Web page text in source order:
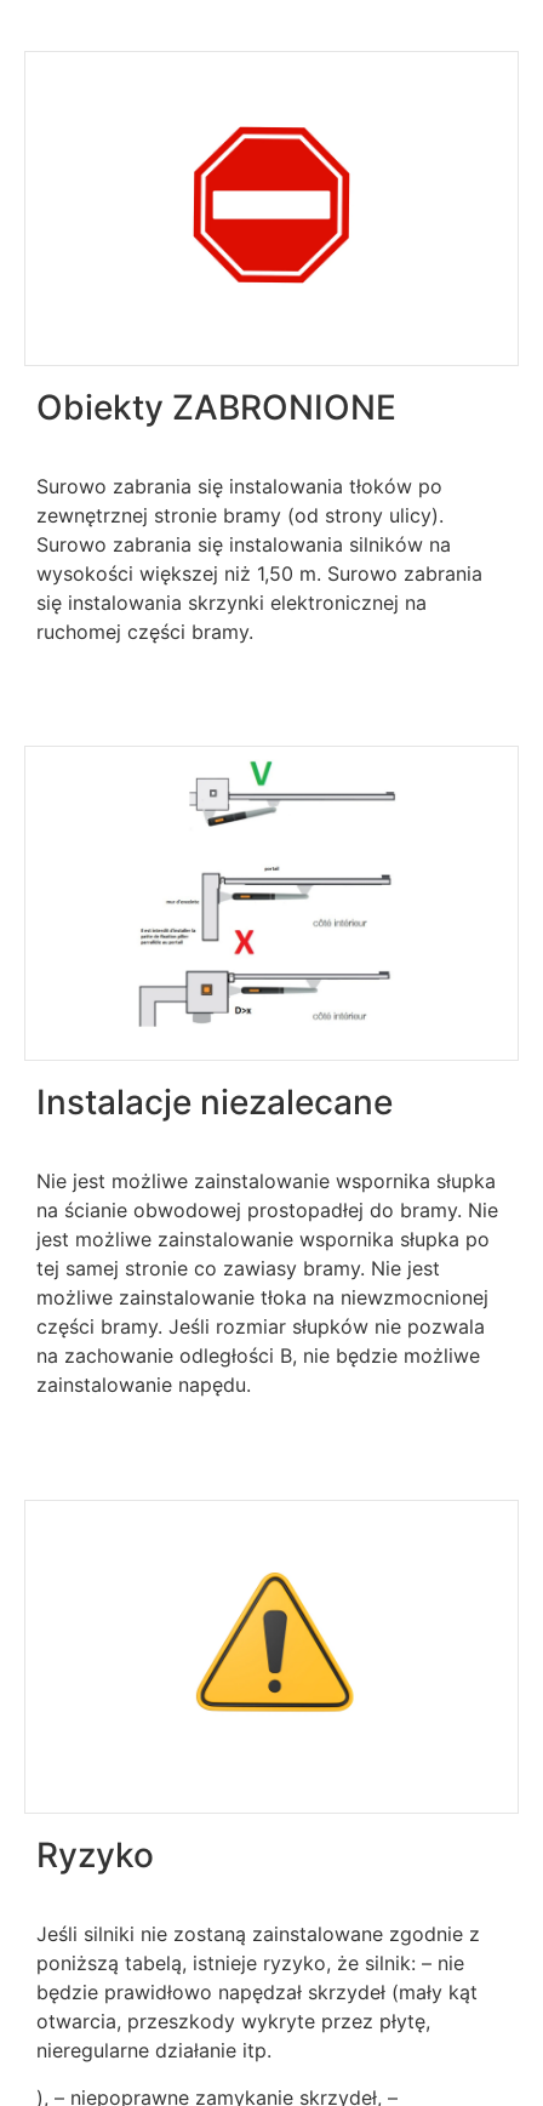
Obiekty ZABRONIONE
Surowo zabrania się instalowania tłoków po
zewnętrznej stronie bramy (od strony ulicy).
Surowo zabrania się instalowania silników na
wysokości większej niż 1,50 m. Surowo zabrania
się instalowania skrzynki elektronicznej na
ruchomej części bramy.
Instalacje niezalecane
Nie jest możliwe zainstalowanie wspornika słupka
na ścianie obwodowej prostopadłej do bramy. Nie
jest możliwe zainstalowanie wspornika słupka po
tej samej stronie co zawiasy bramy. Nie jest
możliwe zainstalowanie tłoka na niewzmocnionej
części bramy. Jeśli rozmiar słupków nie pozwala
na zachowanie odległości B, nie będzie możliwe
zainstalowanie napędu.
Ryzyko
Jeśli silniki nie zostaną zainstalowane zgodnie z
poniższą tabelą, istnieje ryzyko, że silnik: – nie
będzie prawidłowo napędzał skrzydeł (mały kąt
otwarcia, przeszkody wykryte przez płytę,
nieregularne działanie itp.
), – niepoprawne zamykanie skrzydeł, –